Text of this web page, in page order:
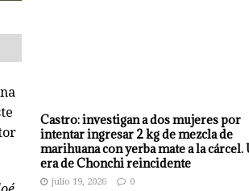
Castro: investigan a dos mujeres por
intentar ingresar 2 kg de mezcla de
marihuana con yerba mate a la cárcel.
era de Chonchi reincidente
julio 19, 2026 0